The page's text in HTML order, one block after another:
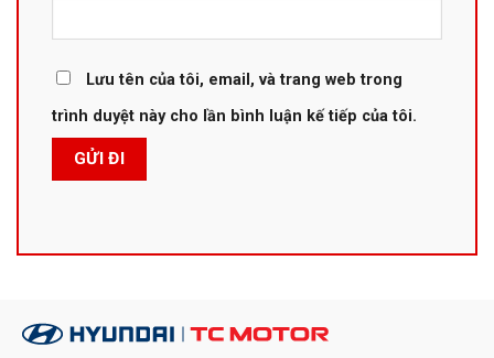
Lưu tên của tôi, email, và trang web trong
trình duyệt này cho lần bình luận kế tiếp của tôi.